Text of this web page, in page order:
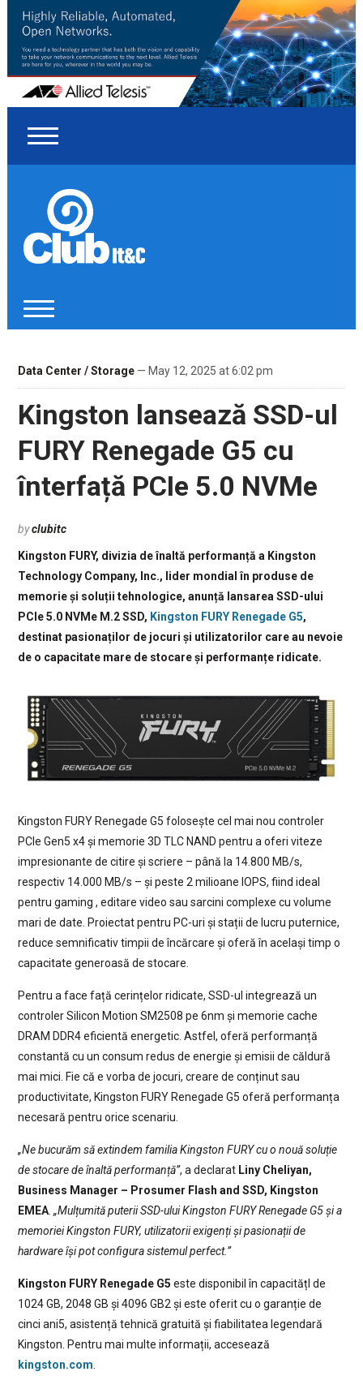
Data Center / Storage— May 12, 2025 at 6:02 pm
Kingston lansează SSD-ul
FURY Renegade G5 cu
înterfață PCIe 5.0 NVMe
byclubitc
Kingston FURY, divizia de înaltă performanță a Kingston
Technology Company, Inc., lider mondial în produse de
memorie și soluții tehnologice, anunță lansarea SSD-ului
PCIe 5.0 NVMe M.2 SSD, Kingston FURY Renegade G5,
destinat pasionaților de jocuri și utilizatorilor care au nevoie
de o capacitate mare de stocare și performanțe ridicate.
Kingston FURY Renegade G5 folosește cel mai nou controler
PCIe Gen5 x4 și memorie 3D TLC NAND pentru a oferi viteze
impresionante de citire și scriere – până la 14.800 MB/s,
respectiv 14.000 MB/s – și peste 2 milioane IOPS, fiind ideal
pentru gaming , editare video sau sarcini complexe cu volume
mari de date. Proiectat pentru PC-uri și stații de lucru puternice,
reduce semnificativ timpii de încărcare și oferă în același timp o
capacitate generoasă de stocare.
Pentru a face față cerințelor ridicate, SSD-ul integrează un
controler Silicon Motion SM2508 pe 6nm și memorie cache
DRAM DDR4 eficientă energetic. Astfel, oferă performanță
constantă cu un consum redus de energie și emisii de căldură
mai mici. Fie că e vorba de jocuri, creare de conținut sau
productivitate, Kingston FURY Renegade G5 oferă performanța
necesară pentru orice scenariu.
„Ne bucurăm să extindem familia Kingston FURY cu o nouă soluție
de stocare de înaltă performanță”, a declarat Liny Cheliyan,
Business Manager – Prosumer Flash and SSD, Kingston
EMEA. „Mulțumită puterii SSD-ului Kingston FURY Renegade G5 și a
memoriei Kingston FURY, utilizatorii exigenți și pasionații de
hardware își pot configura sistemul perfect.”
Kingston FURY Renegade G5 este disponibil în capacitățI de
1024 GB, 2048 GB și 4096 GB2 și este oferit cu o garanție de
cinci ani5, asistență tehnică gratuită și fiabilitatea legendară
Kingston. Pentru mai multe informații, accesează
kingston.com